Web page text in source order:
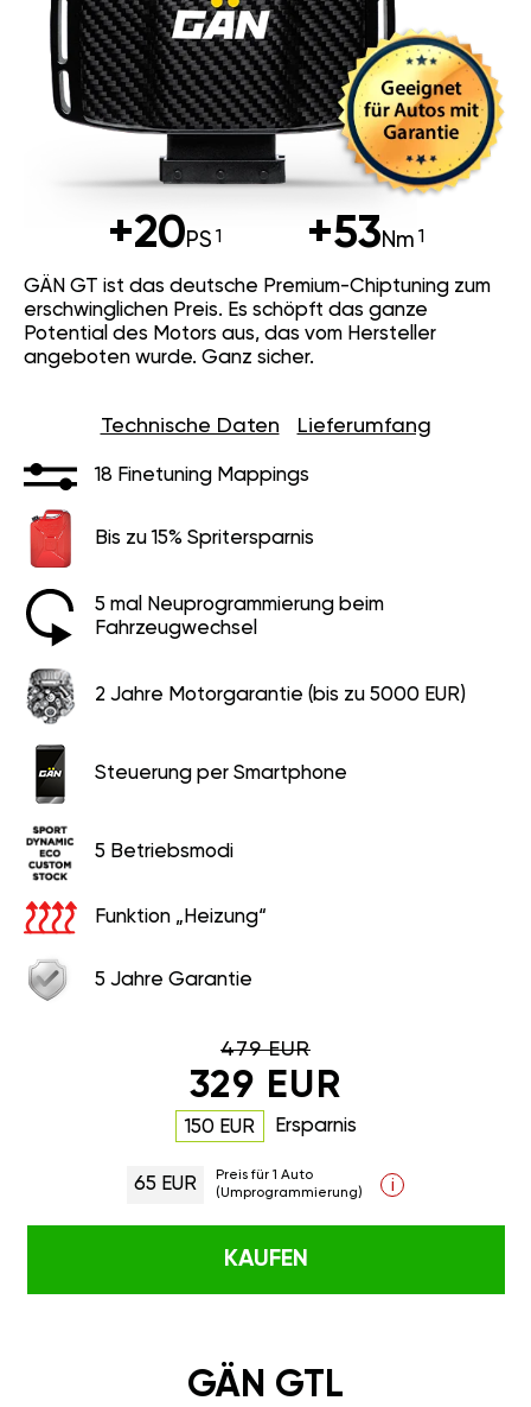
+20PS +53Nm
GÄN GT ist das deutsche Premium-Chiptuning zum
erschwinglichen Preis. Es schöpft das ganze
Potential des Motors aus, das vom Hersteller
angeboten wurde. Ganz sicher.
Technische Daten Lieferumfang
18 Finetuning Mappings
Bis zu 15% Spritersparnis
5 mal Neuprogrammierung beim
Fahrzeugwechsel
2 Jahre Motorgarantie (bis zu 5000 EUR)
Steuerung per Smartphone
5 Betriebsmodi
Funktion „Heizung“
5 Jahre Garantie
479 EUR
329 EUR
150 EUR Ersparnis
65 EUR
Preis für 1 Auto
(Umprogrammierung)
i
KAUFEN
GÄN GTL